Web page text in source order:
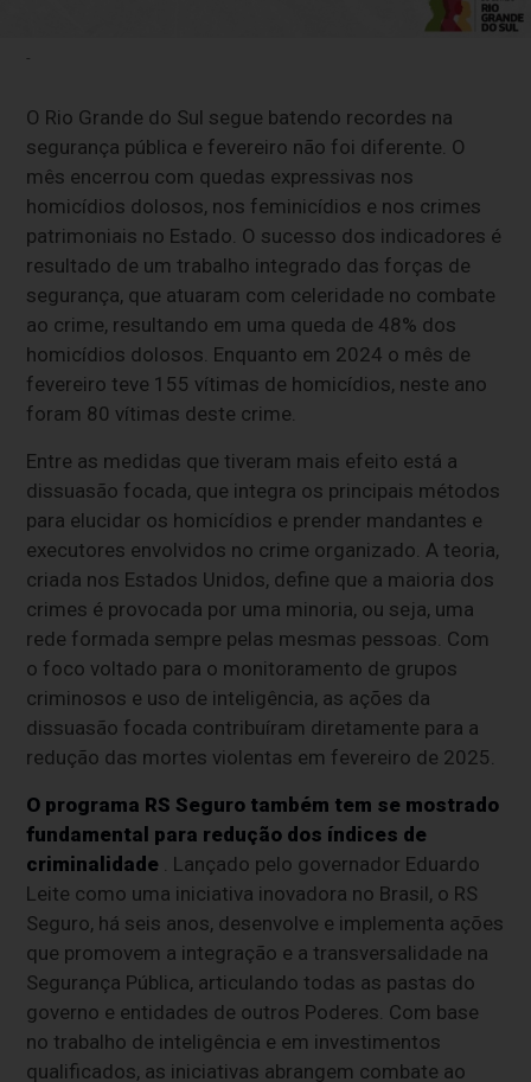
-
O Rio Grande do Sul segue batendo recordes na
segurança pública e fevereiro não foi diferente. O
mês encerrou com quedas expressivas nos
homicídios dolosos, nos feminicídios e nos crimes
patrimoniais no Estado. O sucesso dos indicadores é
resultado de um trabalho integrado das forças de
segurança, que atuaram com celeridade no combate
ao crime, resultando em uma queda de 48% dos
homicídios dolosos. Enquanto em 2024 o mês de
fevereiro teve 155 vítimas de homicídios, neste ano
foram 80 vítimas deste crime.
Entre as medidas que tiveram mais efeito está a
dissuasão focada, que integra os principais métodos
para elucidar os homicídios e prender mandantes e
executores envolvidos no crime organizado. A teoria,
criada nos Estados Unidos, define que a maioria dos
crimes é provocada por uma minoria, ou seja, uma
rede formada sempre pelas mesmas pessoas. Com
o foco voltado para o monitoramento de grupos
criminosos e uso de inteligência, as ações da
dissuasão focada contribuíram diretamente para a
redução das mortes violentas em fevereiro de 2025.
O programa RS Seguro também tem se mostrado
fundamental para redução dos índices de
criminalidade . Lançado pelo governador Eduardo
Leite como uma iniciativa inovadora no Brasil, o RS
Seguro, há seis anos, desenvolve e implementa ações
que promovem a integração e a transversalidade na
Segurança Pública, articulando todas as pastas do
governo e entidades de outros Poderes. Com base
no trabalho de inteligência e em investimentos
qualificados, as iniciativas abrangem combate ao